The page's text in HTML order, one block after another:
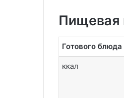
Пищевая
Готового блюда
ккал